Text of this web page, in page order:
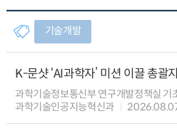
기술개발
K-문샷 ‘AI과학자’ 미션 이끌 총괄
과학기술정보통신부 연구개발정책실 기
과학기술인공지능혁신과